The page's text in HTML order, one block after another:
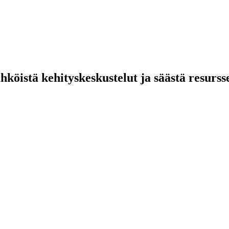
kehityskeskustelut ja säästä